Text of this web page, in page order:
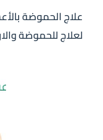
علاج الحموضة
لعلاج للحموضة